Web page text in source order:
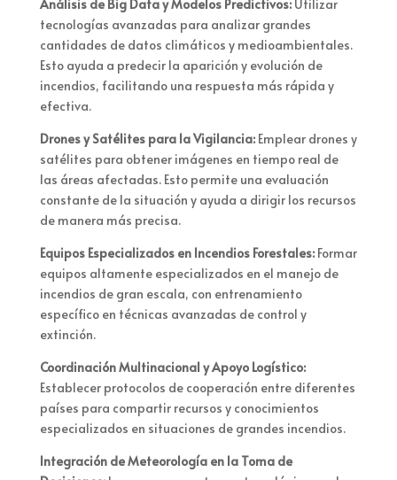
Análisis de Big Data y Modelos Predictivos:Utilizar
tecnologías avanzadas para analizar grandes
cantidades de datos climáticos y medioambientales.
Esto ayuda a predecir la aparición y evolución de
incendios, facilitando una respuesta más rápida y
efectiva.
Drones y Satélites para la Vigilancia: Emplear drones y
satélites para obtener imágenes en tiempo real de
las áreas afectadas. Esto permite una evaluación
constante de la situación y ayuda a dirigir los recursos
de manera más precisa.
Equipos Especializados en Incendios Forestales: Formar
equipos altamente especializados en el manejo de
incendios de gran escala, con entrenamiento
específico en técnicas avanzadas de control y
extinción.
Coordinación Multinacional y Apoyo Logístico:
Establecer protocolos de cooperación entre diferentes
países para compartir recursos y conocimientos
especializados en situaciones de grandes incendios.
Integración de Meteorología en la Toma de